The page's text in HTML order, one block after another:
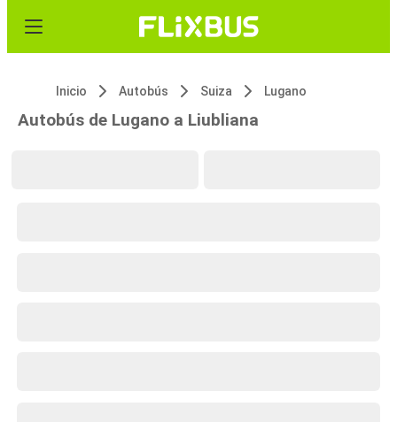
Inicio Autobús Suiza Lugano
Autobús de Lugano a Liubliana